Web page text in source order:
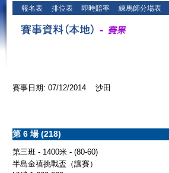
報名表 排位表 即時賠率 練馬師分場表
賽事日期: 07/12/2014 沙田
第 6 場 (218)
第三班 - 1400米 - (80-60)
半島金禧挑戰盃（讓賽）